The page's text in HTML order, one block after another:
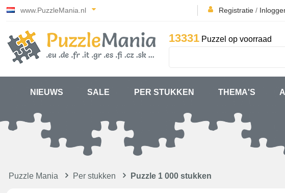
www.PuzzleMania.nl Registratie /
13331 Puzzel op voorraad
NIEUWS SALE PER STUKKEN THEMA'S
Puzzle Mania Per stukken Puzzle 1 000 stukken